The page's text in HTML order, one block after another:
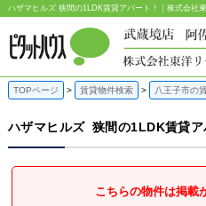
ハザマヒルズ 狭間の1LDK賃貸アパート！｜株式会社
TOPページ 賃貸物件検索 八王子市の
ハザマヒルズ 狭間の1LDK賃貸ア
こちらの物件は掲載